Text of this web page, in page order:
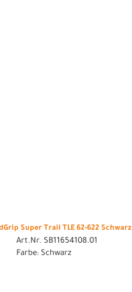
Super Trail TLE 62-622 Schwarz
Art.Nr. SB11654108.01
Farbe: Schwarz